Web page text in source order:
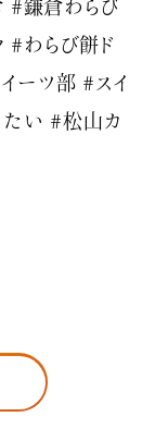
#鎌倉わらび
#わらび餅ド
ーツ部 #スイ
たい #松山カ